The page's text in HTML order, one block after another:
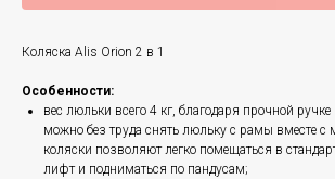
Коляска Alis Orion 2 в 1
Особенности:
вес люльки всего 4 кг, благодаря прочной ручке
можно без труда снять люльку с рамы вместе
коляски позволяют легко помещаться в
лифт и подниматься по пандусам;